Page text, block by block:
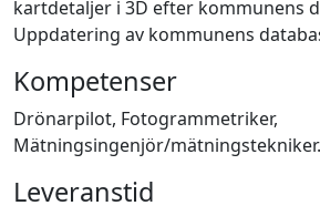
kartdetaljer i 3D efter kommunens
Uppdatering av kommunens
Kompetenser
Drönarpilot, Fotogrammetriker,
Mätningsingenjör/mätningstekniker.
Leveranstid